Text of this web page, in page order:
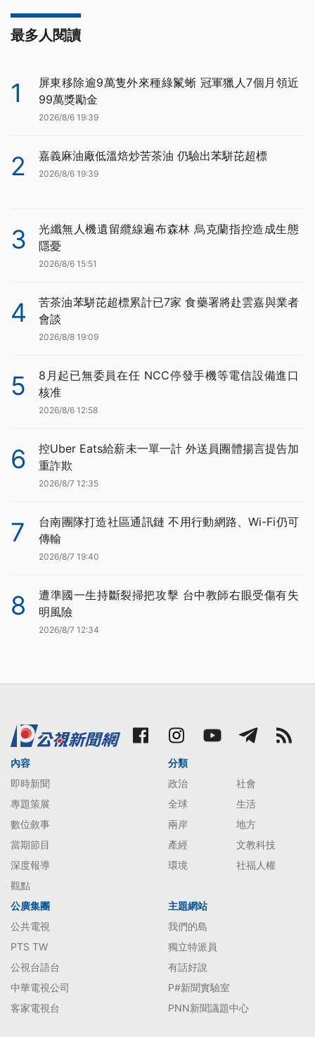
最多人閱讀
1
屏東移除逾9萬隻外來種綠鬣蜥 冠軍獵人7個月領近
99萬獎勵金
2026/8/6 19:39
2 嘉義麻油廠低溫焙炒苦茶油 仍驗出苯駢芘超標
2026/8/6 19:39
3
光纖無人機遺留纜線遍布森林 烏克蘭指控造成生態
隱憂
2026/8/6 15:51
4
苦茶油苯駢芘超標累計已7家 食藥署將赴雲嘉與業者
會談
2026/8/8 19:09
5
8月起已無委員在任 NCC停發手機等電信設備進口
核准
2026/8/6 12:58
6
控Uber Eats給薪未一單一計 外送員團體揚言提告加
重詐欺
2026/8/7 12:35
7
台南團隊打造社區通訊鏈 不用行動網路、Wi-Fi仍可
傳輸
2026/8/7 19:40
8
遭準國一生持斷裂掃把攻擊 台中教師右眼受傷有失
明風險
2026/8/7 12:34
內容
即時新聞
專題策展
數位敘事
當期節目
深度報導
觀點
分類
政治
社會
全球
生活
兩岸
地方
產經
文教科技
環境
社福人權
公廣集團
公共電視
PTS TW
公視台語台
中華電視公司
客家電視台
主題網站
我們的島
獨立特派員
有話好說
P#新聞實驗室
PNN新聞議題中心